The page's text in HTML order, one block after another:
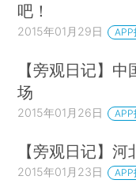
吧！
2015年01月29日 APP
【旁观日记】
场
2015年01月26日 APP
【旁观日记】
2015年01月23日 APP